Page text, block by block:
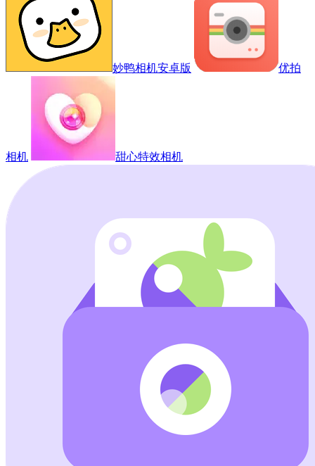
妙鸭相机安卓版 优拍
相机 甜心特效相机